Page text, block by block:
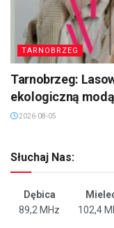
TARNOBRZEG
Tarnobrzeg:
ekologiczną modą
2026-08-05
Słuchaj Nas:
Dębica
89,2 MHz
102,4